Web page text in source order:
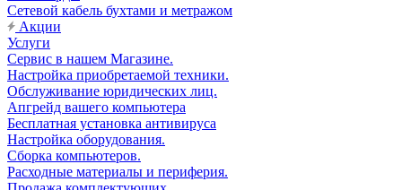
Сетевой кабель бухтами и метражом
Акции
Услуги
Сервис в нашем Магазине.
Настройка приобретаемой техники.
Обслуживание юридических лиц.
Апгрейд вашего компьютера
Бесплатная установка антивируса
Настройка оборудования.
Сборка компьютеров.
Расходные материалы и периферия.